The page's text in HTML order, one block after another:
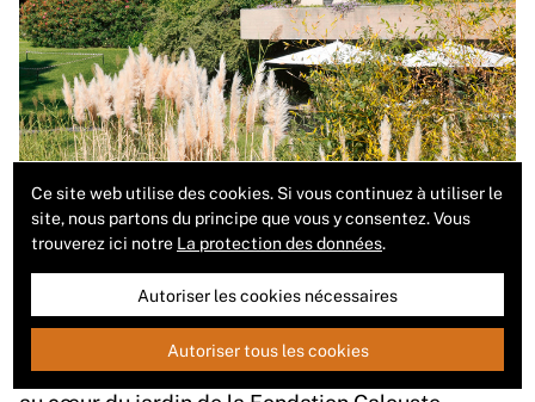
Les Lisboètes viennent ici avant tout pour
profiter du vaste parc arborisé, offrant petits
sentiers, ombre et calme au milieu de la ville. Mais
Ce site web utilise des cookies. Si vous continuez à utiliser le
site, nous partons du principe que vous y consentez. Vous
trouverez ici notre La protection des données.
Autoriser les cookies nécessaires
Autoriser tous les cookies